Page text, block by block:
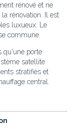
rénové et ne
rénovation. Il est
luxueux. Le
commune.
qu'une porte
satellite
stratifiés et
central.